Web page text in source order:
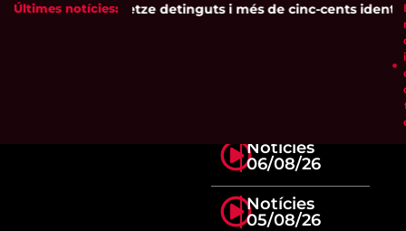
Últimes notícies:Setze detinguts i més de cinc-cents
Notícies
06/08/26
Notícies
05/08/26